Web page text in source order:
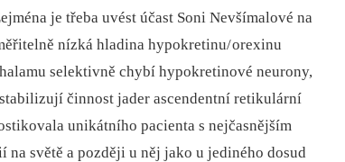
je třeba uvést účast Soni Nevšímalové na
nízká hladina hypokretinu/ orexinu
selektivně chybí hypokretinové neurony,
činnost jader ascendentní retikulární
unikátního pacienta s nejčasnějším
světě a později u něj jako u jediného dosud